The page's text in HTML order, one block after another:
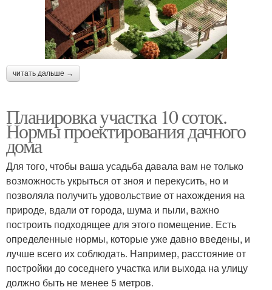
читать дальше →
Планировка участка 10 соток.
Нормы проектирования дачного
дома
Для того, чтобы ваша усадьба давала вам не только
возможность укрыться от зноя и перекусить, но и
позволяла получить удовольствие от нахождения на
природе, вдали от города, шума и пыли, важно
построить подходящее для этого помещение. Есть
определенные нормы, которые уже давно введены, и
лучше всего их соблюдать. Например, расстояние от
постройки до соседнего участка или выхода на улицу
должно быть не менее 5 метров.